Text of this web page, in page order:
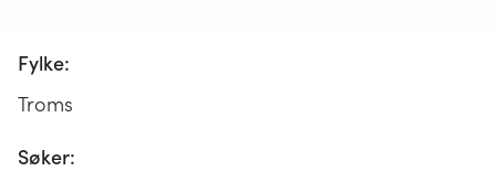
Fylke:
Troms
Søker: